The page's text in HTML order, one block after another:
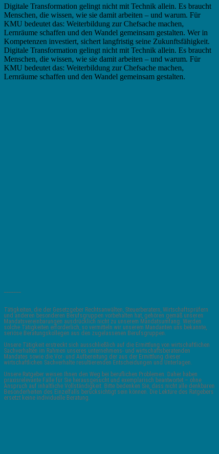
Digitale Transformation gelingt nicht mit Technik allein. Es braucht
Menschen, die wissen, wie sie damit arbeiten – und warum. Für
KMU bedeutet das: Weiterbildung zur Chefsache machen,
Lernräume schaffen und den Wandel gemeinsam gestalten. Wer in
Kompetenzen investiert, sichert langfristig seine Zukunftsfähigkeit.
Digitale Transformation gelingt nicht mit Technik allein. Es braucht
Menschen, die wissen, wie sie damit arbeiten – und warum. Für
KMU bedeutet das: Weiterbildung zur Chefsache machen,
Lernräume schaffen und den Wandel gemeinsam gestalten.
Tätigkeiten, die der Gesetzgeber Rechtsanwälten, Steuerberatern, Wirtschaftsprüfern
und anderen besonderen Berufsgruppen vorbehalten hat, gehören gemäß unseren
Mandatsvereinbarungen ausdrücklich nicht zu unserem Mandatsumfang. Werden
solche Tätigkeiten erforderlich, so vermitteln wir unserem Mandanten uns bekannte,
seriöse Beratungskollegen aus den zugelassenen Berufsgruppen.
Unsere Tätigkeit erstreckt sich ausschließlich auf die Ermittlung von wirtschaftlichen
Sachverhalten im Rahmen unseres unternehmens- und wirtschaftsberatenden
Mandates sowie die Vor- und Aufbereitung der aus der Ermittlung dieser
wirtschaftlichen Sachverhalte resultierenden Entscheidungen und Unterlagen.
Unsere Ratgeber weisen Ihnen den Weg bei beruflichen Problemen. Daher haben
praxisrelevante Fälle für Sie herausgesucht und exemplarisch beantwortet – ohne
Anspruch auf inhaltliche Vollständigkeit. Bitte bedenken Sie, dass nicht alle denkbaren
Besonderheiten des Einzelfalls berücksichtigt sein können. Die Lektüre des Ratgebers
ersetzt keine individuelle Beratung.